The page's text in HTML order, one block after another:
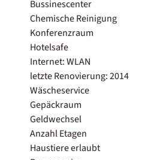
Bussinescenter
Chemische Reinigung
Konferenzraum
Hotelsafe
Internet: WLAN
letzte Renovierung: 2014
Wäscheservice
Gepäckraum
Geldwechsel
Anzahl Etagen
Haustiere erlaubt